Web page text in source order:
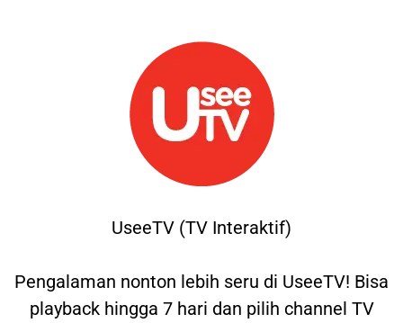
UseeTV (TV Interaktif)
Pengalaman nonton lebih seru di UseeTV! Bisa
playback hingga 7 hari dan pilih channel TV